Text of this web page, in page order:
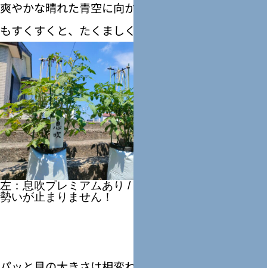
爽やかな晴れた青空に向かって、トマトたちは今日
もすくすくと、たくましく成長しています！
左：息吹プレミアムあり / 右：資材なし。どちらも
勢いが止まりません！